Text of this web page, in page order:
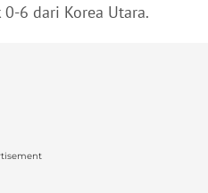
6 dari Korea Utara.